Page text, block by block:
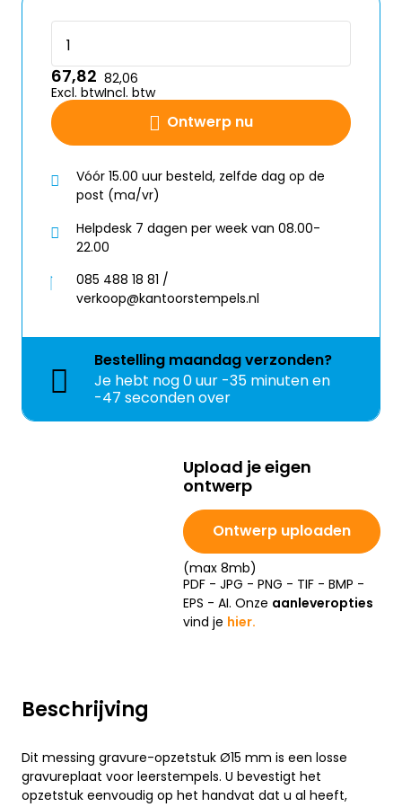
Beschrijving
Dit messing gravure-opzetstuk Ø15 mm is een losse
gravureplaat voor leerstempels. U bevestigt het
opzetstuk eenvoudig op het handvat dat u al heeft,
Ontwerp nu
67,82
Excl. btw
82,06
Incl. btw
Vóór 15.00 uur besteld, zelfde dag op de
post (ma/vr)
Helpdesk 7 dagen per week van 08.00-
22.00
085 488 18 81 /
verkoop@kantoorstempels.nl
Bestelling maandagverzonden?
Je hebt nog0 uur -35 minuten en
-47 seconden over
Upload je eigen
ontwerp
Ontwerp uploaden
(max 8mb)
PDF - JPG - PNG - TIF - BMP -
EPS - AI. Onze aanleveropties
vind je hier.